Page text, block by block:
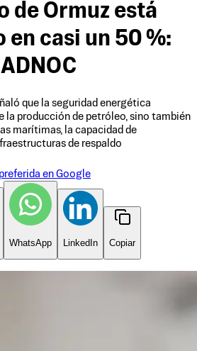
de Ormuz está
en casi un 50 %:
que la seguridad energética
la producción de petróleo, sino también
marítimas, la capacidad de
de respaldo
en Google
WhatsApp LinkedIn Copiar